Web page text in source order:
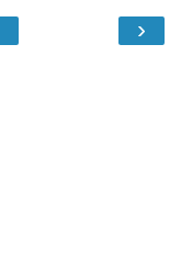
›